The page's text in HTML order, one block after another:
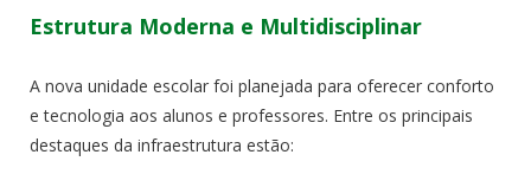
Estrutura Moderna e Multidisciplinar
A nova unidade escolar foi planejada para oferecer conforto
e tecnologia aos alunos e professores. Entre os principais
destaques da infraestrutura estão: